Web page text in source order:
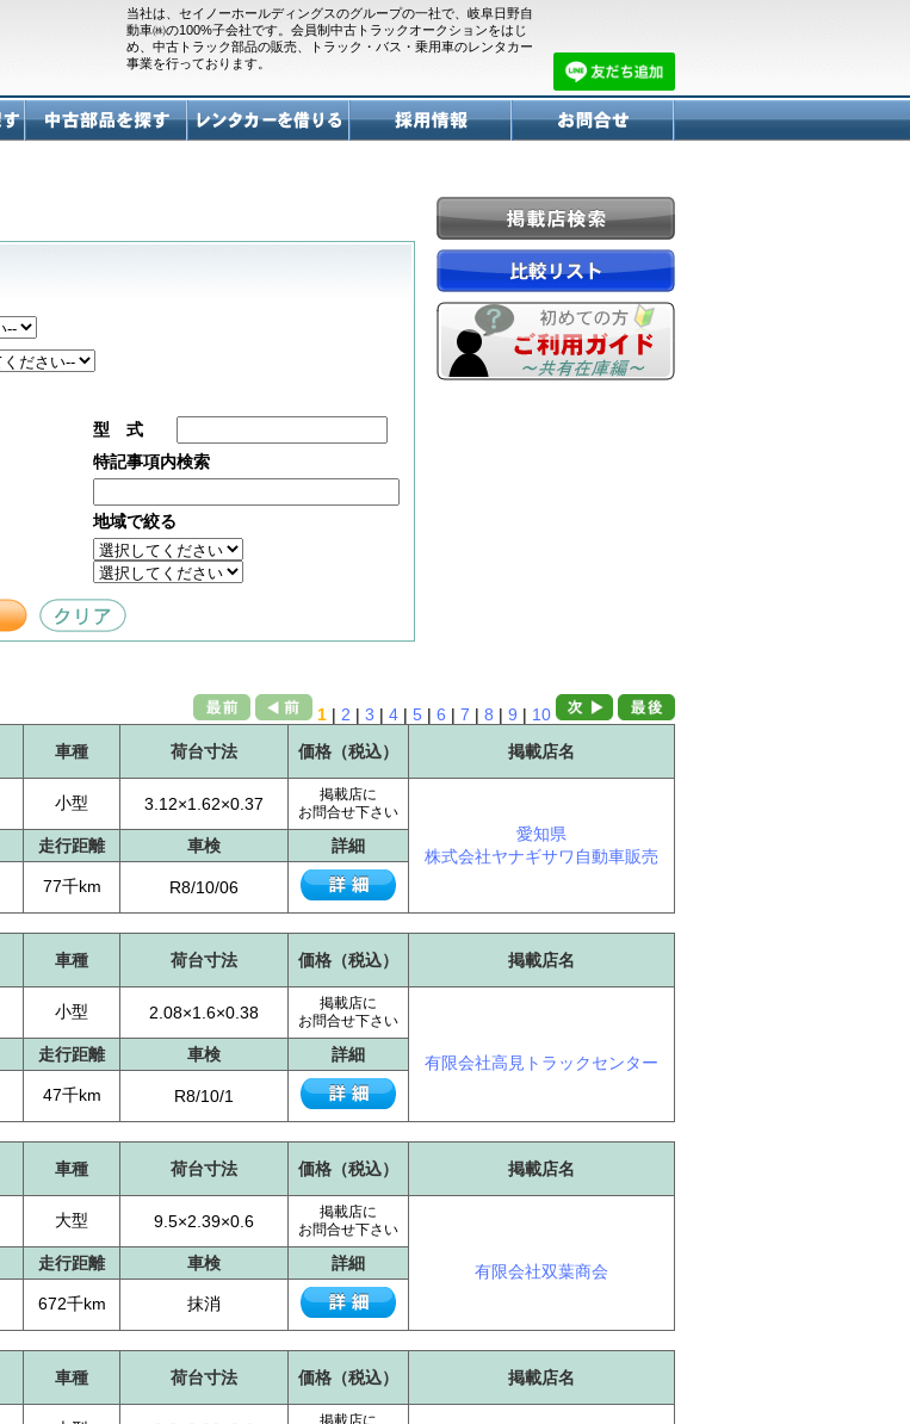
当社は、セイノーホールディングスのグループの一社で、岐阜日野自
動車㈱の100%子会社です。会員制中古トラックオークションをはじ
め、中古トラック部品の販売、トラック・バス・乗用車のレンタカー
事業を行っております。
型 式
特記事項内検索
地域で絞る
1 | 2 | 3 | 4 | 5 | 6 | 7 | 8 | 9 | 10
車種 荷台寸法 価格（税込） 掲載店名
小型 3.12×1.62×0.37
掲載店に
お問合せ下さい
愛知県
株式会社ヤナギサワ自動車販売
走行距離 車検 詳細
77千km R8/10/06
車種 荷台寸法 価格（税込） 掲載店名
小型 2.08×1.6×0.38
掲載店に
お問合せ下さい
有限会社高見トラックセンター
走行距離 車検 詳細
47千km R8/10/1
車種 荷台寸法 価格（税込） 掲載店名
大型 9.5×2.39×0.6
掲載店に
お問合せ下さい
有限会社双葉商会
走行距離 車検 詳細
672千km 抹消
車種 荷台寸法 価格（税込） 掲載店名
掲載店に